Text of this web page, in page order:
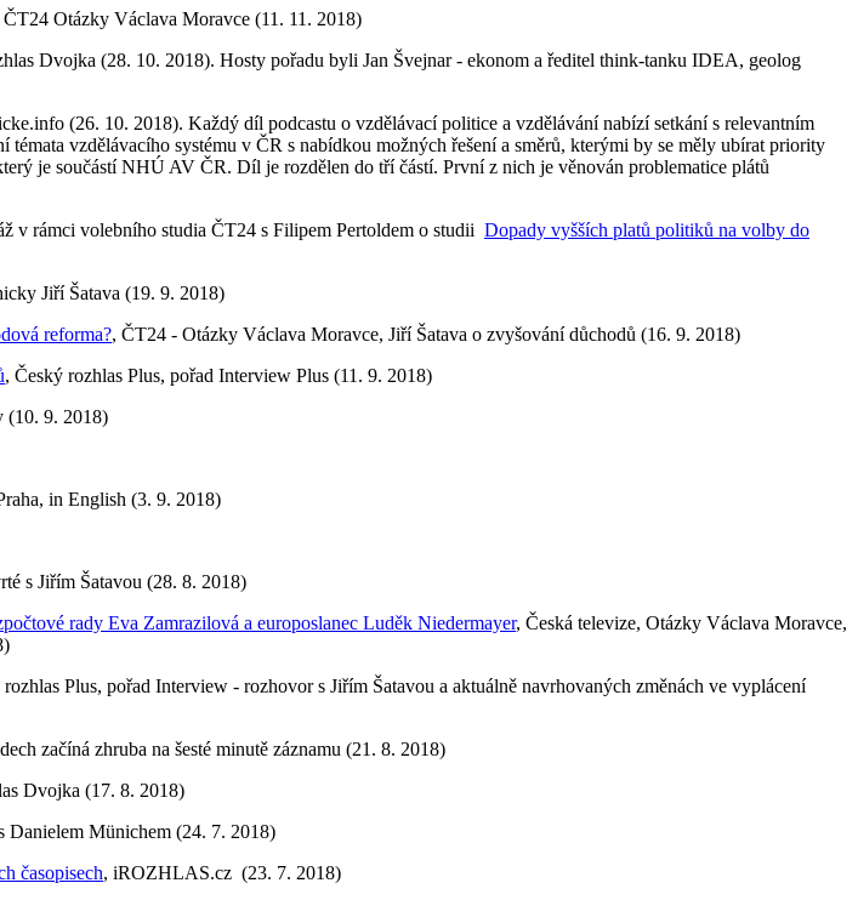
ČT24 Otázky Václava Moravce (11. 11. 2018)
Dvojka (28. 10. 2018). Hosty pořadu byli Jan Švejnar - ekonom a ředitel think-tanku IDEA, geolog
(26. 10. 2018). Každý díl podcastu o vzdělávací politice a vzdělávání nabízí setkání s relevantním
vzdělávacího systému v ČR s nabídkou možných řešení a směrů, kterými by se měly ubírat priority
je součástí NHÚ AV ČR. Díl je rozdělen do tří částí. První z nich je věnován problematice plátů
v rámci volebního studia ČT24 s Filipem Pertoldem o studii Dopady vyšších platů politiků na volby do
Jiří Šatava (19. 9. 2018)
reforma?, ČT24 - Otázky Václava Moravce, Jiří Šatava o zvyšování důchodů (16. 9. 2018)
, Český rozhlas Plus, pořad Interview Plus (11. 9. 2018)
(10. 9. 2018)
in English (3. 9. 2018)
s Jiřím Šatavou (28. 8. 2018)
rady Eva Zamrazilová a europoslanec Luděk Niedermayer, Česká televize, Otázky Václava Moravce,
rozhlas Plus, pořad Interview - rozhovor s Jiřím Šatavou a aktuálně navrhovaných změnách ve vyplácení
začíná zhruba na šesté minutě záznamu (21. 8. 2018)
Dvojka (17. 8. 2018)
Danielem Münichem (24. 7. 2018)
časopisech, iROZHLAS.cz (23. 7. 2018)